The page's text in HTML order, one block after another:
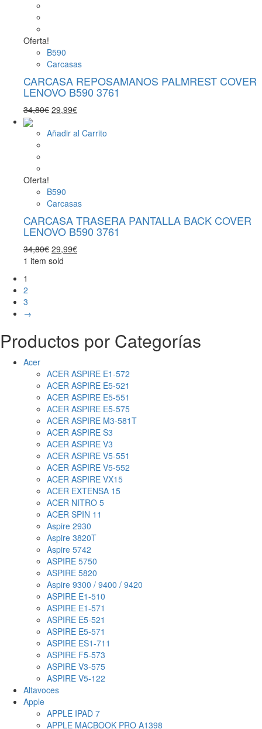
Oferta!
B590
Carcasas
CARCASA REPOSAMANOS PALMREST COVER
LENOVO B590 3761
34,80€ El
original
29,99€El
actual
Añadir al Carrito
Oferta!
B590
Carcasas
CARCASA TRASERA PANTALLA BACK COVER
LENOVO B590 3761
34,80€ El
precio
29,99€El
1 item sold
1
2
3
→
Productos por Categorías
Acer
ACER ASPIRE E1-572
ACER ASPIRE E5-521
ACER ASPIRE E5-551
ACER ASPIRE E5-575
ACER ASPIRE M3-581T
ACER ASPIRE S3
ACER ASPIRE V3
ACER ASPIRE V5-551
ACER ASPIRE V5-552
ACER ASPIRE VX15
ACER EXTENSA 15
ACER NITRO 5
ACER SPIN 11
Aspire 2930
Aspire 3820T
Aspire 5742
ASPIRE 5750
ASPIRE 5820
Aspire 9300 / 9400 / 9420
ASPIRE E1-510
ASPIRE E1-571
ASPIRE E5-521
ASPIRE E5-571
ASPIRE ES1-711
ASPIRE F5-573
ASPIRE V3-575
ASPIRE V5-122
Altavoces
Apple
APPLE IPAD 7
APPLE MACBOOK PRO A1398